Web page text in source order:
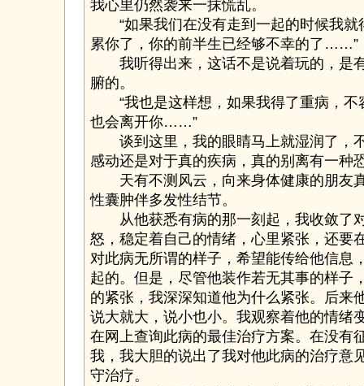
我心里仍然袭来一抹慌乱。
“如果我们在没有走到一起的时候我就
累你了，你的前半生已经够不幸的了……”
我听得出来，这话不是说着玩的，是
腑的。
“我也是这样想，如果我得了重病，不
也会离开你……”
谈到这里，我的眼睛马上就湿润了，
感动还是对于真的疾病，真的别离有一种
天有不测风云，向来身体健康的朋友
性囊肿伴多发性结节。
从他获悉有病的那一刻起，我收敛了
怒，稳定着自己的情绪，心里紧张，还要
对此病无所谓的样子，希望能传给他信息
起的。但是，尽管他装作若无其事的样子
的紧张，我深深知道他为什么紧张。后来
说大就大，说小也小。我观察着他的情绪
在网上查询此病的最佳治疗方案。在没有
我，我大胆的说出了我对他此病的治疗意
守治疗。